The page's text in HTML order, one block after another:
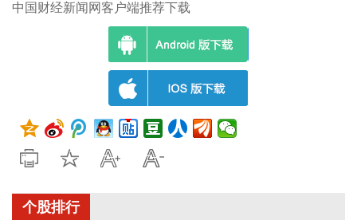
中国财经新闻网客户端推荐下载
个股排行